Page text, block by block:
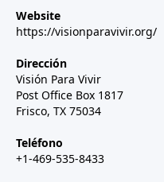
Website
https://visionparavivir.org/
Dirección
Visión Para Vivir
Post Office Box 1817
Frisco, TX 75034
Teléfono
+1-469-535-8433